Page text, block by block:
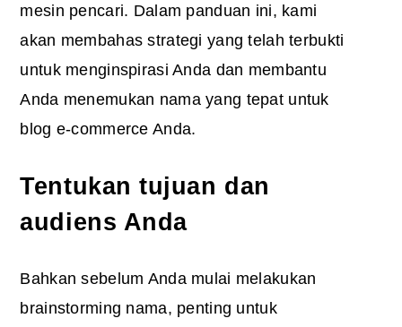
mesin pencari. Dalam panduan ini, kami
akan membahas strategi yang telah terbukti
untuk menginspirasi Anda dan membantu
Anda menemukan nama yang tepat untuk
blog e-commerce Anda.
Tentukan tujuan dan
audiens Anda
Bahkan sebelum Anda mulai melakukan
brainstorming nama, penting untuk